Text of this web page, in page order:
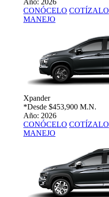
Año: 2026
CONÓCELO COTÍZALO
MANEJO
Xpander
*Desde $453,900 M.N.
Año: 2026
CONÓCELO COTÍZALO
MANEJO